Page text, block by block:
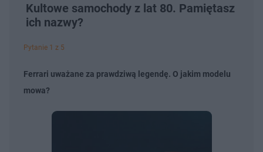
Kultowe samochody z lat 80. Pamiętasz
ich nazwy?
Pytanie 1 z 5
Ferrari uważane za prawdziwą legendę. O jakim modelu
mowa?